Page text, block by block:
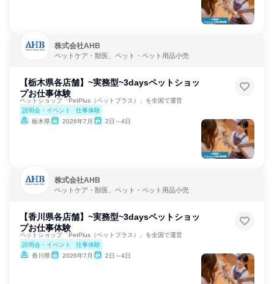
株式会社AHB
ペットケア・獣医、ペット・ペット用品小売
【栃木県各店舗】~実務型~3daysペットショッ
プお仕事体験
ペットショップ「PetPlus（ペットプラス）」を全国で運営
説明会・イベント
仕事体験
栃木県
2026年7月 2日～4日
株式会社AHB
ペットケア・獣医、ペット・ペット用品小売
【香川県各店舗】~実務型~3daysペットショッ
プお仕事体験
ペットショップ「PetPlus（ペットプラス）」を全国で運営
説明会・イベント
仕事体験
香川県
2026年7月 2日～4日